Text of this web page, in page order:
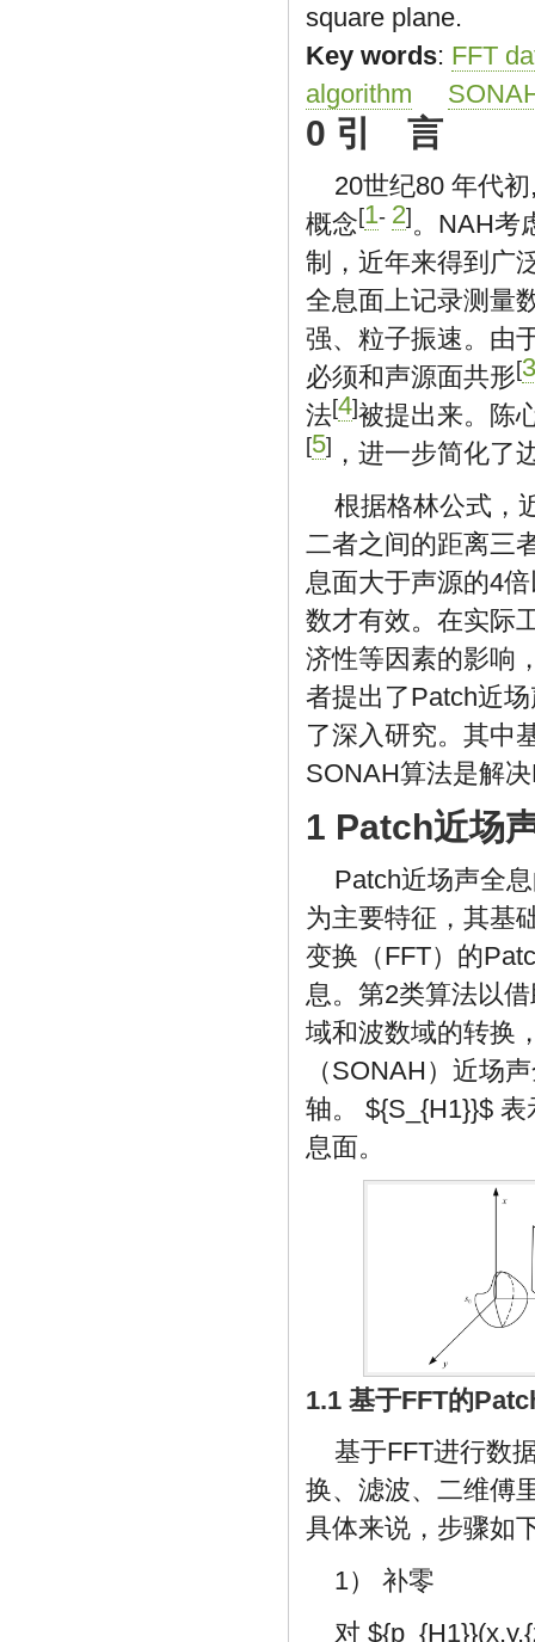
square plane.
Key words: FFT
algorithm
0 引 言
20世纪80 年代
概念[1- 2]。NAH考
制，近年来得到广
全息面上记录测量
强、粒子振速。由
必须和声源面共形[3
法[4]被提出来。陈
[5] ，进一步简化了
根据格林公式，
二者之间的距离三
息面大于声源的4
数才有效。在实际
济性等因素的影响
者提出了Patch近
了深入研究。其中
SONAH算法是解
1 Patch近场
Patch近场声全
为主要特征，其基
变换（FFT）的
息。第2类算法以
域和波数域的转换
（SONAH）近场
轴。
${S_{H1}}$ 表
息面。
1.1 基于FFT的
基于FFT进行数
换、滤波、二维傅
具体来说，步骤如
1） 补零
对